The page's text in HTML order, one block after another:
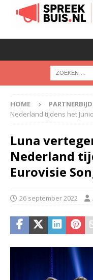
HOME
Nederland tijdens het
Luna
Nederland
Eurovisie
26 september 2022